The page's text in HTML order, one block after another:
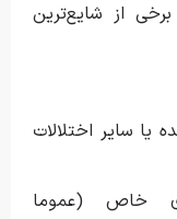
از شایع‌ترین
سایر اختلالات
خاص (عموما